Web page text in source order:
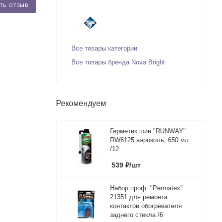
ОТЗЫВ
Все товары категории
Все товары бренда Nova Bright
Рекомендуем
Герметик шин "RUNWAY"
RW6125 аэрозоль, 650 мл
/12
539 ₽/шт
Набор проф. "Permatex"
21351 для ремонта
контактов обогревателя
заднего стекла /6